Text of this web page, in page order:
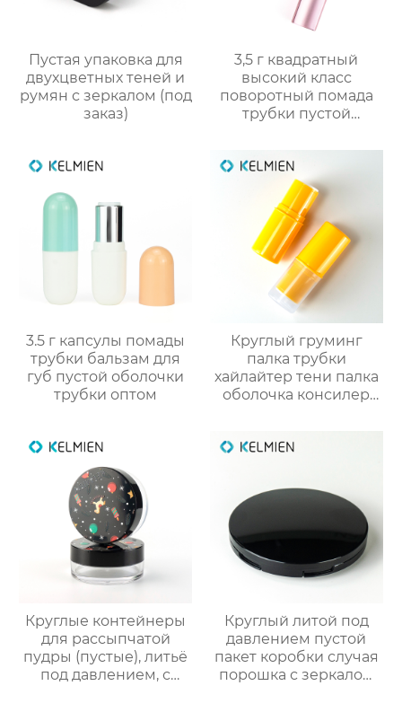
Пустая упаковка для
двухцветных теней и
румян с зеркалом (под
заказ)
3,5 г квадратный
высокий класс
поворотный помада
трубки пустой
3.5 г капсулы помады
трубки бальзам для
губ пустой оболочки
трубки оптом
Круглый груминг
палка трубки
хайлайтер тени палка
оболочка консилер
пластик упаковка
Круглые контейнеры
для рассыпчатой
пудры (пустые), литьё
под давлением, с
Круглый литой под
давлением пустой
пакет коробки случая
порошка с зеркалом